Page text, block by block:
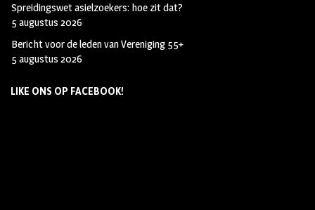
Spreidingswet asielzoekers: hoe zit dat?
5 augustus 2026
Bericht voor de leden van Vereniging 55+
5 augustus 2026
LIKE ONS OP FACEBOOK!